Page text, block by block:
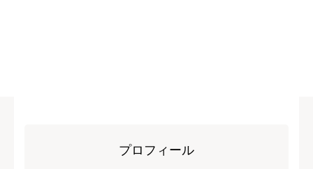
プロフィール